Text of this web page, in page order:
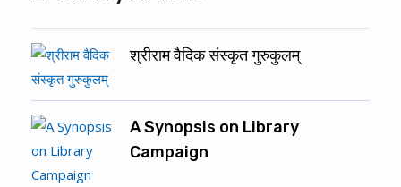
श्रीराम वैदिक संस्कृत गुरुकुलम्
A Synopsis on Library
Campaign